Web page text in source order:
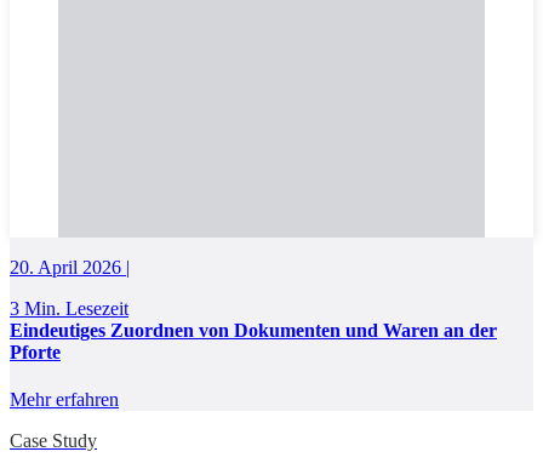
20. April 2026 |
3 Min. Lesezeit
Eindeutiges Zuordnen von Dokumenten und Waren an der
Pforte
Mehr erfahren
Case Study